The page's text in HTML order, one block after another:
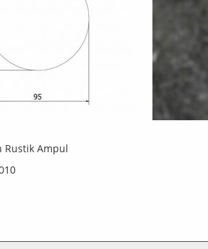
Rustik Ampul